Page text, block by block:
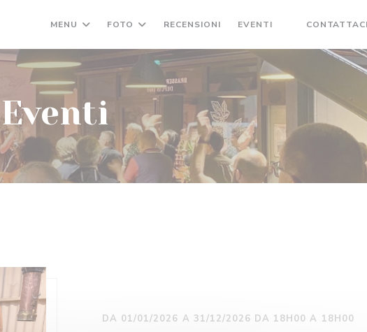
MENU FOTO RECENSIONI EVENTI CONTATTACI
Eventi
DA 01/01/2026 A 31/12/2026 DA 18H00 A 18H00